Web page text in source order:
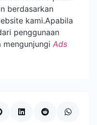
berdasarkan
kami.Apabila
penggunaan
Ads